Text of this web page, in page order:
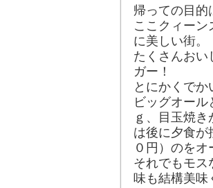
帰っての目
ここクィー
に美しい街。
たくさんお
ガー！
とにかくで
ビッグオー
ｇ、目玉焼
は後に夕食
０円）のを
それでもモ
味も結構美味